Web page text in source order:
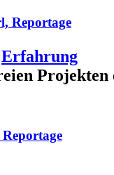
Reportage
Erfahrung
Projekten